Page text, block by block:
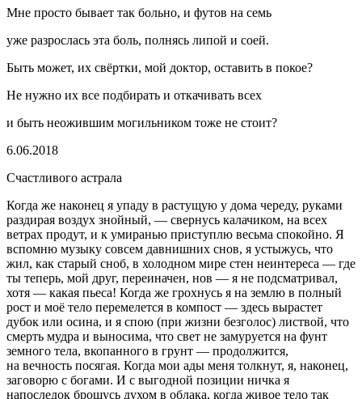
Мне просто бывает так больно, и футов на семь
уже разрослась эта боль, полнясь липой и соей.
Быть может, их свёртки, мой доктор, оставить в покое?
Не нужно их все подбирать и откачивать всех
и быть неожившим могильником тоже не стоит?
6.06.2018
Счастливого астрала
Когда же наконец я упаду в растущую у дома череду, руками
раздирая воздух знойный, — свернусь калачиком, на всех
ветрах продут, и к умиранью приступлю весьма спокойно. Я
вспомню музыку совсем давнишних снов, я устыжусь, что
жил, как старый сноб, в холодном мире стен неинтереса — где
ты теперь, мой друг, переиначен, нов — я не подсматривал,
хотя — какая пьеса! Когда же грохнусь я на землю в полный
рост и моё тело перемелется в компост — здесь вырастет
дубок или осина, и я спою (при жизни безголос) листвой, что
смерть мудра и выносима, что свет не замуруется на фунт
земного тела, вкопанного в грунт — продолжится,
на вечность посягая. Когда мои ады меня толкнут, я, наконец,
заговорю с богами. И с выгодной позиции ничка я
напоследок брошусь духом в облака, когда живое тело так